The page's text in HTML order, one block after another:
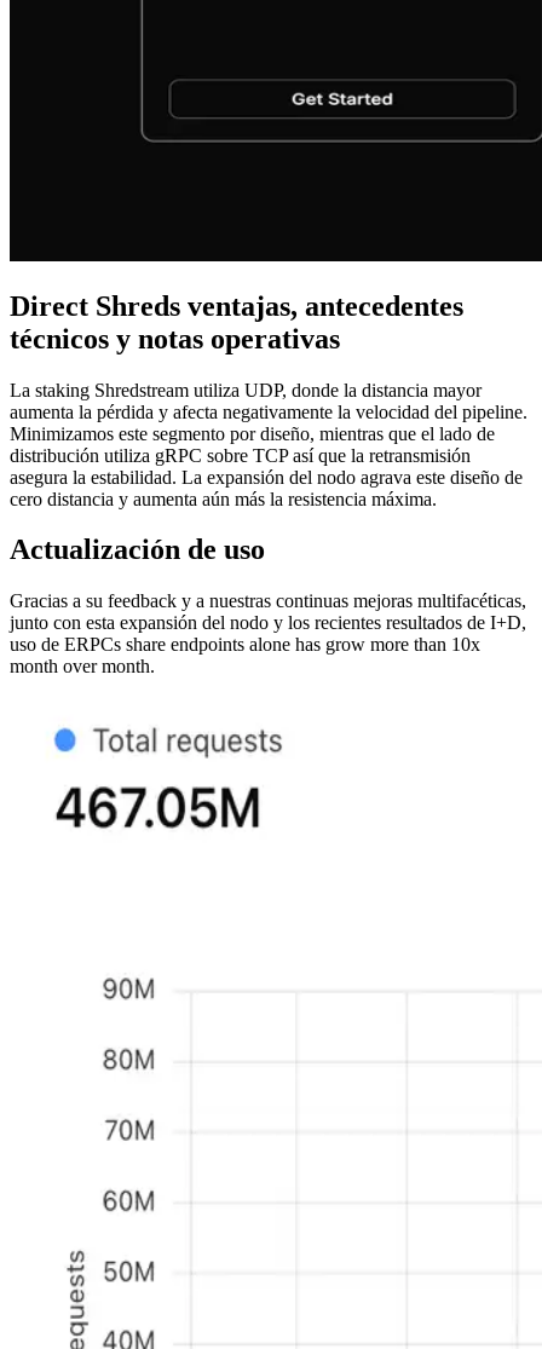
Direct Shreds ventajas, antecedentes
técnicos y notas operativas
La staking Shredstream utiliza UDP, donde la distancia mayor
aumenta la pérdida y afecta negativamente la velocidad del pipeline.
Minimizamos este segmento por diseño, mientras que el lado de
distribución utiliza gRPC sobre TCP así que la retransmisión
asegura la estabilidad. La expansión del nodo agrava este diseño de
cero distancia y aumenta aún más la resistencia máxima.
Actualización de uso
Gracias a su feedback y a nuestras continuas mejoras multifacéticas,
junto con esta expansión del nodo y los recientes resultados de I+D,
uso de ERPCs share endpoints alone has grow more than 10x
month over month.